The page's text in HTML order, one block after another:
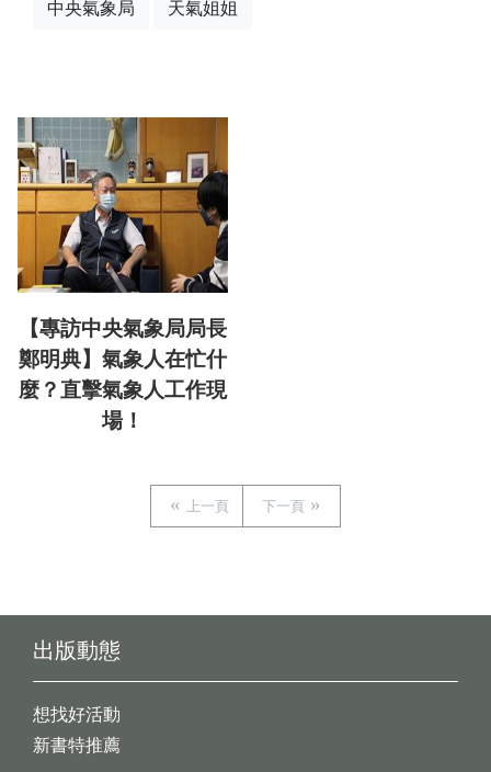
中央氣象局 天氣姐姐
【專訪中央氣象局局長
鄭明典】氣象人在忙什
麼？直擊氣象人工作現
場！
上一頁 下一頁
出版動態
想找好活動
新書特推薦